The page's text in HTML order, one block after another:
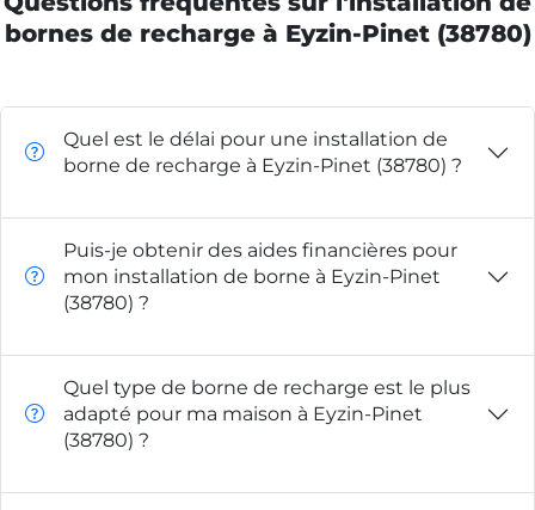
bornes de recharge à Eyzin-Pinet (38780)
Quel est le délai pour une installation de
borne de recharge à Eyzin-Pinet (38780) ?
Puis-je obtenir des aides financières pour
mon installation de borne à Eyzin-Pinet
(38780) ?
Quel type de borne de recharge est le plus
adapté pour ma maison à Eyzin-Pinet
(38780) ?